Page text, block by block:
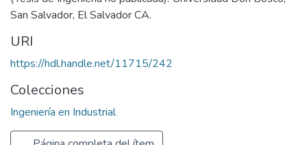
San Salvador, El Salvador CA.
URI
https://hdl.handle.net/11715/242
Colecciones
Ingeniería en Industrial